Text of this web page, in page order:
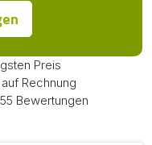
Preis
Rechnung
Bewertungen